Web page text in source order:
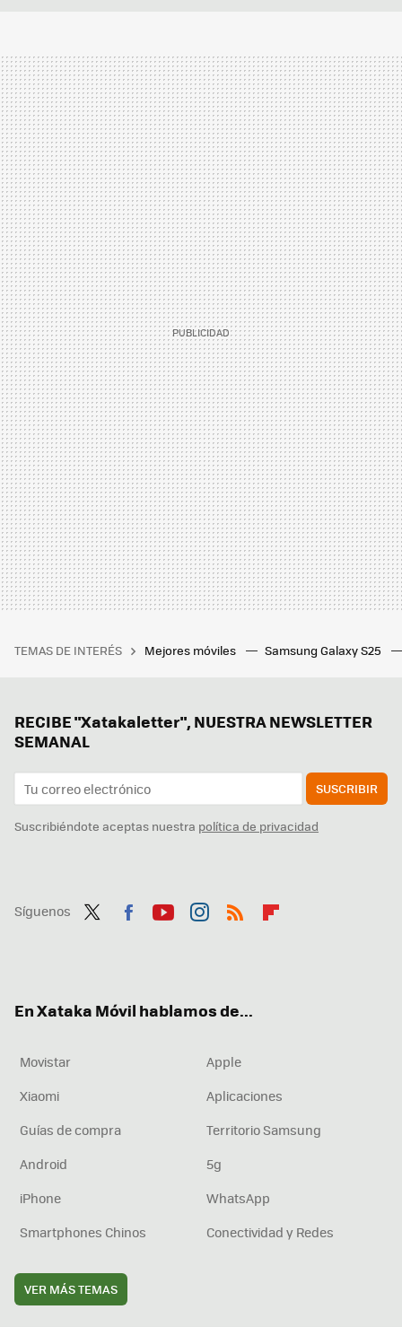
TEMAS DE INTERÉS Mejores móviles Samsung Galaxy S25
RECIBE "Xatakaletter", NUESTRA NEWSLETTER
SEMANAL
SUSCRIBIR
Suscribiéndote aceptas nuestra política de privacidad
Síguenos
En Xataka Móvil hablamos de...
Movistar
Apple
Xiaomi
Aplicaciones
Guías de compra
Territorio Samsung
Android
5g
iPhone
WhatsApp
Smartphones Chinos
Conectividad y Redes
VER MÁS TEMAS